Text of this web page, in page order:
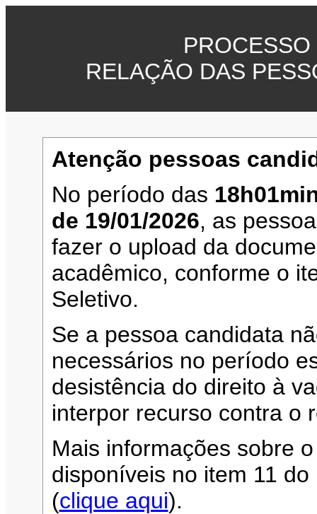
RELAÇÃO DAS
Atenção pessoas
No período das
de 19/01/2026, as
fazer o upload da
acadêmico, conforme o
Seletivo.
Se a pessoa candidata
necessários no período
desistência do direito à
interpor recurso contra o
Mais informações sobre
disponíveis no item 11
(clique aqui).